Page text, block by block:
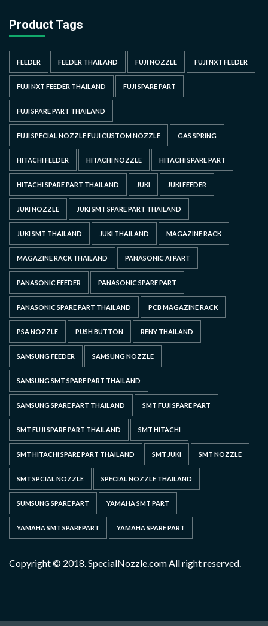
Product Tags
FEEDER FEEDER THAILAND FUJI NOZZLE FUJI NXT FEEDER
FUJI NXT FEEDER THAILAND FUJI SPARE PART
FUJI SPARE PART THAILAND
FUJI SPECIAL NOZZLE FUJI CUSTOM NOZZLE GAS SPRING
HITACHI FEEDER HITACHI NOZZLE HITACHI SPARE PART
HITACHI SPARE PART THAILAND JUKI JUKI FEEDER
JUKI NOZZLE JUKI SMT SPARE PART THAILAND
JUKI SMT THAILAND JUKI THAILAND MAGAZINE RACK
MAGAZINE RACK THAILAND PANASONIC AI PART
PANASONIC FEEDER PANASONIC SPARE PART
PANASONIC SPARE PART THAILAND PCB MAGAZINE RACK
PSA NOZZLE PUSH BUTTON RENY THAILAND
SAMSUNG FEEDER SAMSUNG NOZZLE
SAMSUNG SMT SPARE PART THAILAND
SAMSUNG SPARE PART THAILAND SMT FUJI SPARE PART
SMT FUJI SPARE PART THAILAND SMT HITACHI
SMT HITACHI SPARE PART THAILAND SMT JUKI SMT NOZZLE
SMT SPCIAL NOZZLE SPECIAL NOZZLE THAILAND
SUMSUNG SPARE PART YAMAHA SMT PART
YAMAHA SMT SPAREPART YAMAHA SPARE PART
Copyright © 2018. SpecialNozzle.com All right reserved.